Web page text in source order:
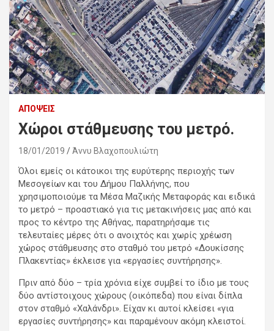
ΑΠΌΨΕΙΣ
Χώροι στάθμευσης του μετρό.
18/01/2019 Άννυ Βλαχοπουλιώτη
Όλοι εμείς οι κάτοικοι της ευρύτερης περιοχής των
Μεσογείων και του Δήμου Παλλήνης, που
χρησιμοποιούμε τα Μέσα Μαζικής Μεταφοράς και ειδικά
το μετρό – προαστιακό για τις μετακινήσεις μας από και
προς το κέντρο της Αθήνας, παρατηρήσαμε τις
τελευταίες μέρες ότι ο ανοιχτός και χωρίς χρέωση
χώρος στάθμευσης στο σταθμό του μετρό «Δουκίσσης
Πλακεντίας» έκλεισε για «εργασίες συντήρησης».
Πριν από δύο – τρία χρόνια είχε συμβεί το ίδιο με τους
δύο αντίστοιχους χώρους (οικόπεδα) που είναι δίπλα
στον σταθμό «Χαλάνδρι». Είχαν κι αυτοί κλείσει «για
εργασίες συντήρησης» και παραμένουν ακόμη κλειστοί.